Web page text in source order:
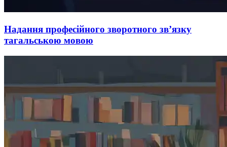
Надання професійного зворотного зв’язку
тагальською мовою